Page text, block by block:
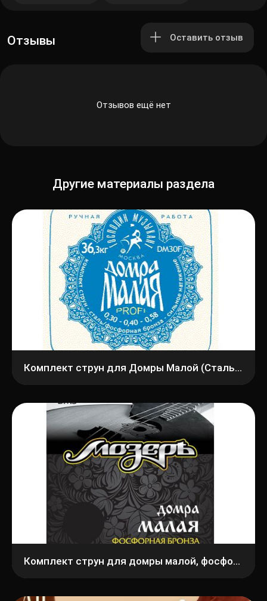
Отзывы Оставить отзыв
Отзывов ещё нет
Другие материалы раздела
Комплект струн для Домры Малой (Сталь+ФБ) Господин Музыкант DM30F Profi
Комплект струн для домры малой, фосфорная бронза, Мозеръ DM3